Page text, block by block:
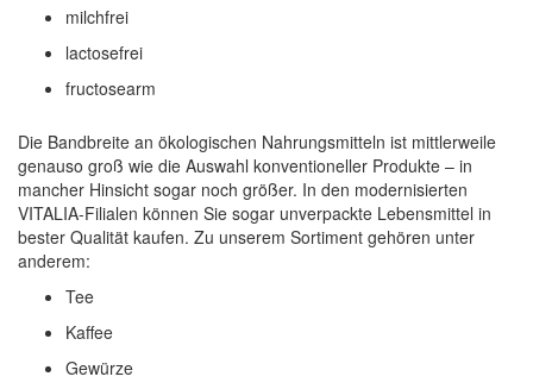
milchfrei
lactosefrei
fructosearm
Die Bandbreite an ökologischen Nahrungsmitteln ist mittlerweile
genauso groß wie die Auswahl konventioneller Produkte – in
mancher Hinsicht sogar noch größer. In den modernisierten
VITALIA-Filialen können Sie sogar unverpackte Lebensmittel in
bester Qualität kaufen. Zu unserem Sortiment gehören unter
anderem:
Tee
Kaffee
Gewürze